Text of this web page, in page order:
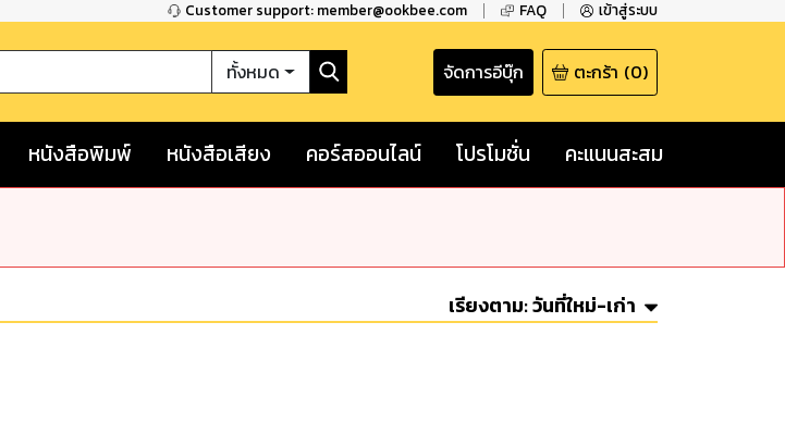
Customer support: member@ookbee.com FAQ เข้าสู่ระบบ
ทั้งหมด จัดการอีบุ๊ก ตะกร้า (0)
หนังสือพิมพ์ หนังสือเสียง คอร์สออนไลน์ โปรโมชั่น คะแนนสะสม
เรียงตาม:วันที่ใหม่-เก่า